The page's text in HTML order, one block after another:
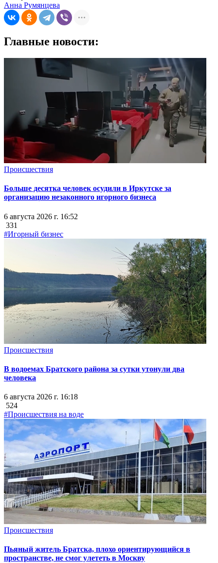
Анна Румянцева
Главные новости:
Происшествия
Больше десятка человек осудили в Иркутске за
организацию незаконного игорного бизнеса
6 августа 2026 г. 16:52
331
#Игорный бизнес
Происшествия
В водоемах Братского района за сутки утонули два
человека
6 августа 2026 г. 16:18
524
#Происшествия на воде
Происшествия
Пьяный житель Братска, плохо ориентирующийся в
пространстве, не смог улететь в Москву